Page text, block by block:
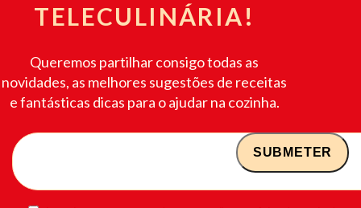
TELECULINÁRIA!
Queremos partilhar consigo todas as
novidades, as melhores sugestões de receitas
e fantásticas dicas para o ajudar na cozinha.